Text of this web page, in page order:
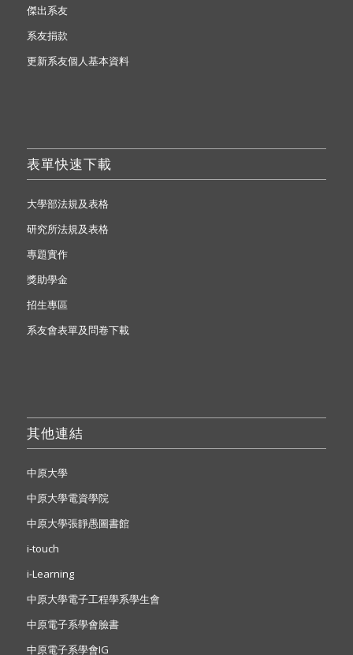
傑出系友
系友捐款
更新系友個人基本資料
表單快速下載
大學部法規及表格
研究所法規及表格
專題實作
獎助學金
招生專區
系友會表單及問卷下載
其他連結
中原大學
中原大學電資學院
中原大學張靜愚圖書館
i-touch
i-Learning
中原大學電子工程學系學生會
中原電子系學會臉書
中原電子系學會IG